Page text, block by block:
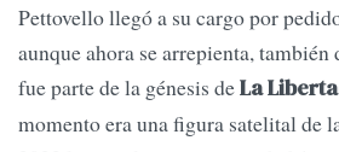
Pettovello llegó a su cargo por
aunque ahora se arrepienta,
fue parte de la génesis deLa
momento era una figura satelital de